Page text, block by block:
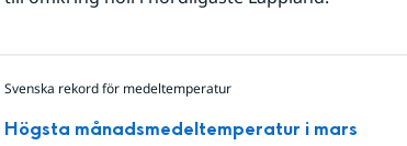
Svenska rekord för medeltemperatur
Högsta månadsmedeltemperatur i mars